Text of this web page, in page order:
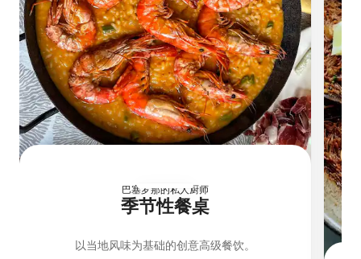
巴塞罗那的私人厨师
季节性餐桌
以当地风味为基础的创意高级餐饮。